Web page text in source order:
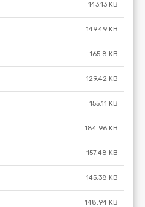
143.13 KB
149.49 KB
165.8 KB
129.42 KB
155.11 KB
184.96 KB
157.48 KB
145.38 KB
148.94 KB